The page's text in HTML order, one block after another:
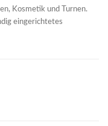
Kosmetik und Turnen.
eingerichtetes